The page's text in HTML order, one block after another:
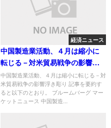
経済ニュース
中国製造業活動、４月は縮小に
転じる－対米貿易戦争の影響浮
き彫り
中国製造業活動、４月は縮小に転じる－対
米貿易戦争の影響浮き彫り 記事を要約す
ると以下のとおり。 ブルームバーグ マー
ケットニュース 中国製造...